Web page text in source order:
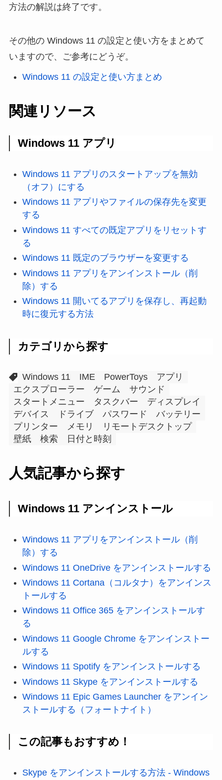
方法の解説は終了です。
その他の Windows 11 の設定と使い方をまとめて
いますので、ご参考にどうぞ。
Windows 11 の設定と使い方まとめ
関連リソース
Windows 11 アプリ
Windows 11 アプリのスタートアップを無効
（オフ）にする
Windows 11 アプリやファイルの保存先を変更
する
Windows 11 すべての既定アプリをリセットす
る
Windows 11 既定のブラウザーを変更する
Windows 11 アプリをアンインストール（削
除）する
Windows 11 開いてるアプリを保存し、再起動
時に復元する方法
カテゴリから探す
Windows 11 IME PowerToys
アプリ
エクスプローラー
ゲーム
サウンド
スタートメニュー
タスクバー
ディスプレイ
デバイス
ドライブ パスワード
バッテリー
プリンター
メモリ
リモートデスクトップ
壁紙
検索 日付と時刻
人気記事から探す
Windows 11 アンインストール
Windows 11 アプリをアンインストール（削
除）する
Windows 11 OneDrive をアンインストールする
Windows 11 Cortana（コルタナ）をアンインス
トールする
Windows 11 Office 365 をアンインストールす
る
Windows 11 Google Chrome をアンインストー
ルする
Windows 11 Spotify をアンインストールする
Windows 11 Skype をアンインストールする
Windows 11 Epic Games Launcher をアンイン
ストールする（フォートナイト）
この記事もおすすめ！
Skype をアンインストールする方法 - Windows